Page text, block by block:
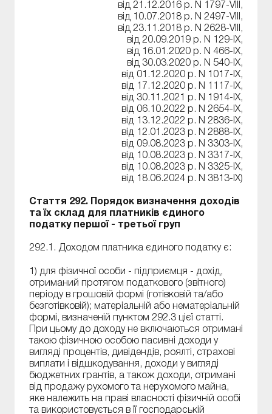
від 21.12.2016 р. N 1797-VIII,
від 10.07.2018 р. N 2497-VIII,
від 23.11.2018 р. N 2628-VIII,
від 20.09.2019 р. N 129-IX,
від 16.01.2020 р. N 466-IX,
від 30.03.2020 р. N 540-IX,
від 01.12.2020 р. N 1017-IX,
від 17.12.2020 р. N 1117-IX,
від 30.11.2021 р. N 1914-IX,
від 06.10.2022 р. N 2654-IX,
від 13.12.2022 р. N 2836-IX,
від 12.01.2023 р. N 2888-IX,
від 09.08.2023 р. N 3303-IX,
від 10.08.2023 р. N 3317-IX,
від 10.08.2023 р. N 3325-IX,
від 18.06.2024 р. N 3813-IX)
Стаття 292. Порядок визначення доходів
та їх склад для платників єдиного
податку першої - третьої груп
292.1. Доходом платника єдиного податку є:
1) для фізичної особи - підприємця - дохід,
отриманий протягом податкового (звітного)
періоду в грошовій формі (готівковій та/або
безготівковій); матеріальній або нематеріальній
формі, визначеній пунктом 292.3 цієї статті.
При цьому до доходу не включаються отримані
такою фізичною особою пасивні доходи у
вигляді процентів, дивідендів, роялті, страхові
виплати і відшкодування, доходи у вигляді
бюджетних грантів, а також доходи, отримані
від продажу рухомого та нерухомого майна,
яке належить на праві власності фізичній особі
та використовується в її господарській